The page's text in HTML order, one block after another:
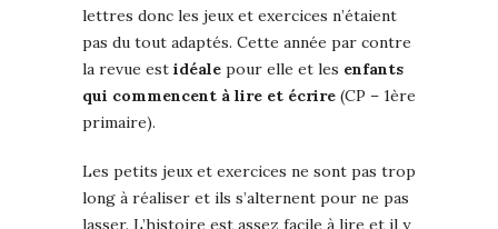
lettres donc les jeux et exercices n’étaient
pas du tout adaptés. Cette année par contre
la revue est idéale pour elle et les enfants
qui commencent à lire et écrire (CP – 1ère
primaire).
Les petits jeux et exercices ne sont pas trop
long à réaliser et ils s’alternent pour ne pas
lasser. L’histoire est assez facile à lire et il y